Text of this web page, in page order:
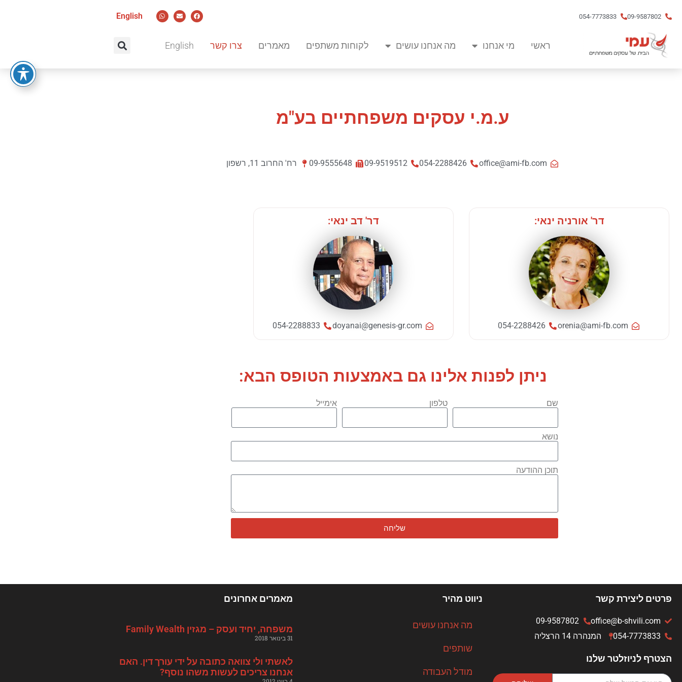
09-9587802
054-7773833
English
ראשי מי אנחנו מה אנחנו עושים לקוחות משתפים מאמרים צרו קשר English
ע.מ.י עסקים משפחתיים בע"מ
office@ami-fb.com
054-2288426
09-9519512
09-9555648 רח' החרוב 11, רשפון
דר' אורניה ינאי:
orenia@ami-fb.com
054-2288426
דר' דב ינאי:
doyanai@genesis-gr.com
054-2288833
ניתן לפנות אלינו גם באמצעות הטופס הבא:
שם טלפון אימייל
נושא
תוכן ההודעה
שליחה
פרטים ליצירת קשר
office@b-shvili.com
09-9587802
054-7773833
המנהרה 14 הרצליה
הצטרף לניוזלטר שלנו
ניווט מהיר
מה אנחנו עושים
שותפים
מודל העבודה
מאמרים אחרונים
משפחה, יחיד ועסק – מגזין Family Wealth
31 בינואר 2018
לאשתי ולי צוואה כתובה על ידי עורך דין. האם
אנחנו צריכים לעשות משהו נוסף?